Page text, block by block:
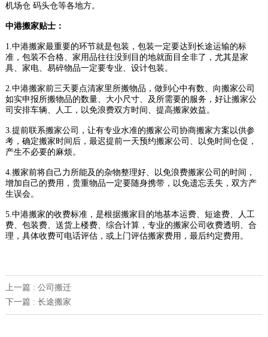
机场仓 码头仓等各地方。
中港搬家贴士：
1.中港搬家最重要的环节就是包装，包装一定要达到长途运输的标
准，包装不合格、家用品往往没到目的地就面目全非了，尤其是家
具、家电、易碎物品一定要专业、设计包装。
2.中港搬家前三天要点清家里所搬物品，做到心中有数、向搬家公司
如实申报所搬物品的数量、大小尺寸、及所需要的服务，好让搬家公
司安排车辆、人工，以免浪费双方时间、提高搬家效益。
3.提前联系搬家公司，让有专业水准的搬家公司协商搬家方案以供参
考，确定搬家时间后，最迟提前一天预约搬家公司、以免时间仓促，
产生不必要的麻烦。
4.搬家前将自己力所能及的杂物整理好、以免浪费搬家公司的时间，
增加自己的费用，贵重物品一定要随身携带，以免遗忘丢失，双方产
生误会。
5.中港搬家的收费标准，是根据搬家目的地基本运费、短途费、人工
费、包装费、送货上楼费、综合计算，专业的搬家公司收费透明、合
理，具体收费可电话评估，或上门评估搬家费用，最后约定费用。
上一篇 : 公司搬迁
下一篇 : 长途搬家